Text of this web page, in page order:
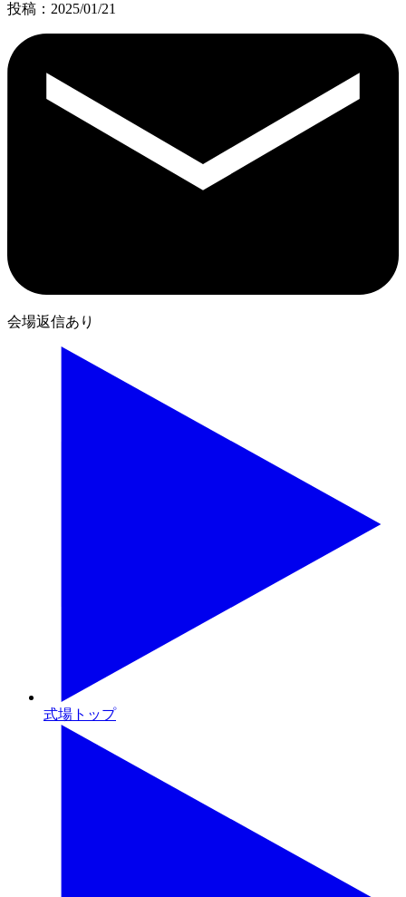
投稿：2025/01/21
会場返信あり
式場トップ